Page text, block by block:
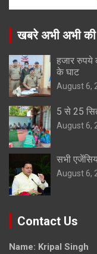
खबरे अभी अभी की
हजार रुपये
के घाट
August 6,
5 से 25
August 6,
सभी
August 6,
Contact Us
Name: Kripal Singh